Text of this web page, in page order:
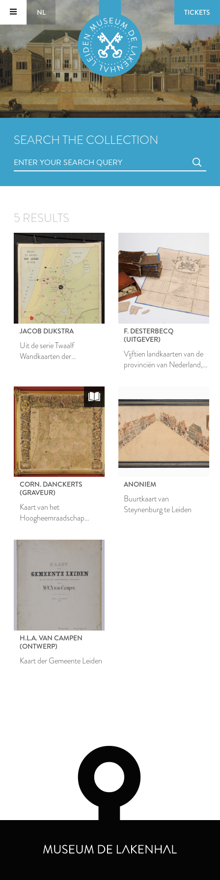
NL TICKETS
SEARCH THE COLLECTION
5 RESULTS
JACOB DIJKSTRA
Uit de serie Twaalf
Wandkaarten der
en Ontzet van Leiden in
1574
F. DESTERBECQ
(UITGEVER)
Vijftien landkaarten van de
provinciën van Nederland,
CORN. DANCKERTS
(GRAVEUR)
Kaart van het
Hoogheemraadschap
ANONIEM
Buurtkaart van
Steynenburg te Leiden
H.L.A. VAN CAMPEN
(ONTWERP)
Kaart der Gemeente Leiden